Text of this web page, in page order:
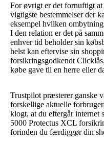
For øvrigt er det fornuftigt
vigtigste bestemmelser der
eksempel hvilken
I den relation er det på
enhver tid beholder sin
helst kan eftervise sin
forsikringsgodkendt
købe gave til en herre eller
Trustpilot præsterer ganske
forskellige aktuelle
klogt, at du eftergår internet
5000 Protectus XCL
forinden du færdiggør din